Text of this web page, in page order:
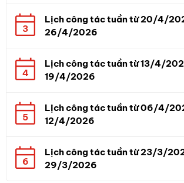
3
Lịch công tác tuần từ 20/4/
26/4/2026
4
Lịch công tác tuần từ 13/4/
19/4/2026
5
Lịch công tác tuần từ 06/4/
12/4/2026
6
Lịch công tác tuần từ 23/3/
29/3/2026